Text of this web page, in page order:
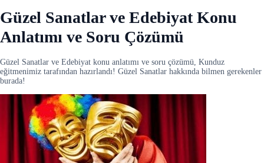
Güzel Sanatlar ve Edebiyat Konu
Anlatımı ve Soru Çözümü
Güzel Sanatlar ve Edebiyat konu anlatımı ve soru çözümü, Kunduz
eğitmenimiz tarafından hazırlandı! Güzel Sanatlar hakkında bilmen gerekenler
burada!